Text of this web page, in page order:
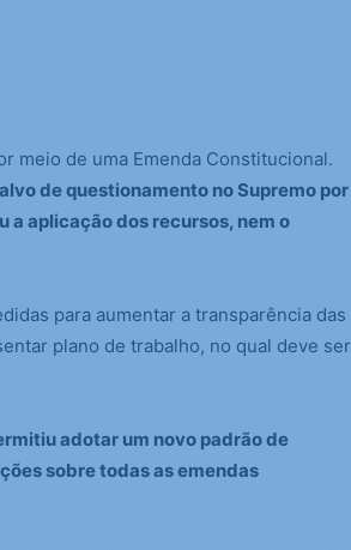
meio de uma Emenda Constitucional.
de questionamento no Supremo por
aplicação dos recursos, nem o
para aumentar a transparência das
plano de trabalho, no qual deve ser
adotar um novo padrão de
sobre todas as emendas